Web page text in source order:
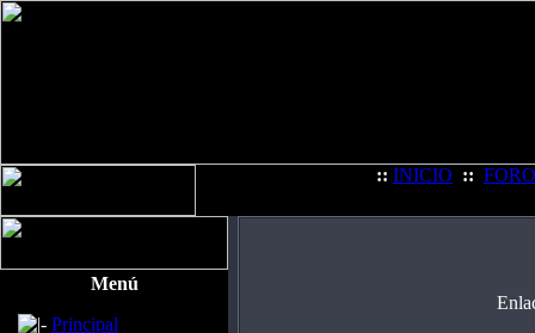
:: INICIO :: FORO
Menú
Principal